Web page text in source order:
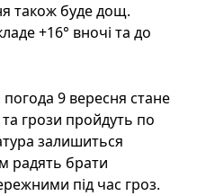
також буде дощ.
+16° вночі та до
9 вересня стане
грози пройдуть по
залишиться
радять брати
під час гроз.